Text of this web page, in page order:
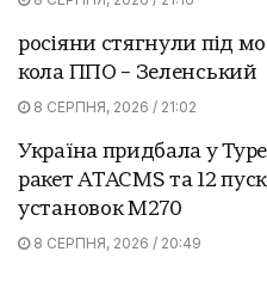
росіяни стягнули під
кола ППО – Зеленський
8 СЕРПНЯ, 2026 / 21:02
Україна придбала у
ракет ATACMS та 12
установок M270
8 СЕРПНЯ, 2026 / 20:49